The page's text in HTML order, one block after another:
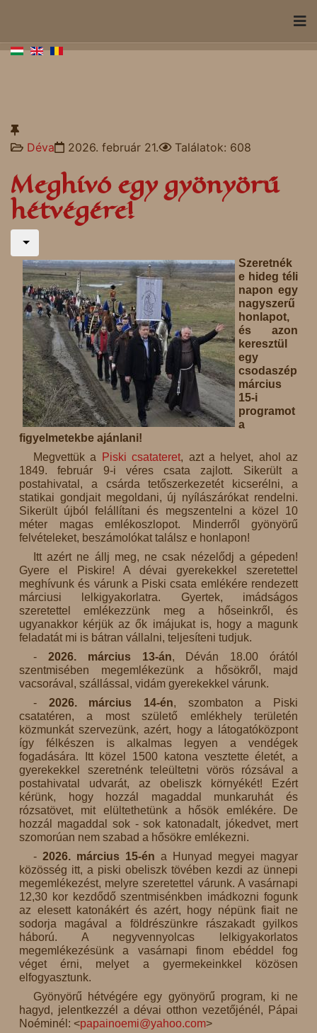
Déva 2026. február 21. Találatok: 608
Meghívó egy gyönyörű
hétvégére!
Szeretnék
e hideg téli
napon egy
nagyszerű
honlapot,
és azon
keresztül
egy
csodaszép
március
15-i
programot
a
figyelmetekbe ajánlani!
Megvettük a
Piski csatateret, azt a helyet, ahol az
1849. február 9-i véres csata zajlott. Sikerült a
postahivatal, a csárda tetőszerkezetét kicserélni, a
statikai gondjait megoldani, új nyílászárókat rendelni.
Sikerült újból felállítani és megszentelni a közel 10
méter magas emlékoszlopot. Minderről gyönyörű
felvételeket, beszámolókat találsz e honlapon!
Itt azért ne állj meg, ne csak nézelődj a gépeden!
Gyere el Piskire! A dévai gyerekekkel szeretettel
meghívunk és várunk a Piski csata emlékére rendezett
márciusi lelkigyakorlatra. Gyertek, imádságos
szeretettel emlékezzünk meg a hőseinkről, és
ugyanakkor kérjük az ők imájukat is, hogy a magunk
feladatát mi is bátran vállalni, teljesíteni tudjuk.
- 2026. március 13-án, Déván 18.00 órától
szentmisében megemlékezünk a hősökről, majd
vacsorával, szállással, vidám gyerekekkel várunk.
- 2026. március 14-én, szombaton a Piski
csatatéren, a most születő emlékhely területén
közmunkát szervezünk, azért, hogy a látogatóközpont
így félkészen is alkalmas legyen a vendégek
fogadására. Itt közel 1500 katona vesztette életét, a
gyerekekkel szeretnénk teleültetni vörös rózsával a
postahivatal udvarát, az obeliszk környékét! Ezért
kérünk, hogy hozzál magaddal munkaruhát és
rózsatövet, mit elültethetünk a hősök emlékére. De
hozzál magaddal sok - sok katonadalt, jókedvet, mert
szomorúan nem szabad a hősökre emlékezni.
- 2026. március 15-én a Hunyad megyei magyar
közösség itt, a piski obeliszk tövében kezdi az ünnepi
megemlékezést, melyre szeretettel várunk. A vasárnapi
12,30 kor kezdődő szentmisénkben imádkozni fogunk
az elesett katonákért és azért, hogy népünk fiait ne
sodorja magával a földrészünkre rászakadt gyilkos
háború. A negyvennyolcas lelkigyakorlatos
megemlékezésünk a vasárnapi finom ebéddel fog
véget érni, melyet a gyermekeinkkel közösen
elfogyasztunk.
Gyönyörű hétvégére egy gyönyörű program, ki ne
hagyd, jelentkezzél a dévai otthon vezetőjénél, Pápai
Noéminél: <papainoemi@yahoo.com>